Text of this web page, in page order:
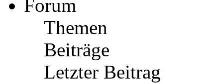
Forum
Themen
Beiträge
Letzter Beitrag